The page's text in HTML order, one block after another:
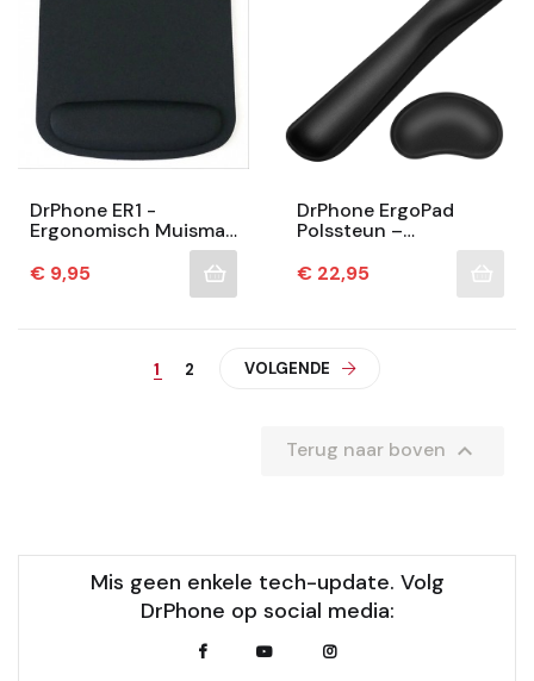
DrPhone ER1 -
Ergonomisch Muismat
Polssteun - Perfect
Voor Optische &
Prijs
€ 9,95
DrPhone ErgoPad
Polssteun –
Ondersteuning Voor
Muis En Toetsenbord -
Prijs
€ 22,95
1 2 VOLGENDE
Terug naar boven 
Mis geen enkele tech-update. Volg
DrPhone op social media: